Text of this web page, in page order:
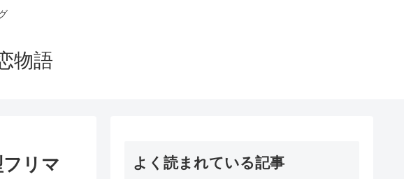
物語
リマ
よく読まれている記事